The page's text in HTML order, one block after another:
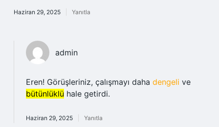
Haziran 29, 2025 Yanıtla
admin
Eren! Görüşleriniz, çalışmayı daha dengeli ve
bütünlüklü hale getirdi.
Haziran 29, 2025 Yanıtla